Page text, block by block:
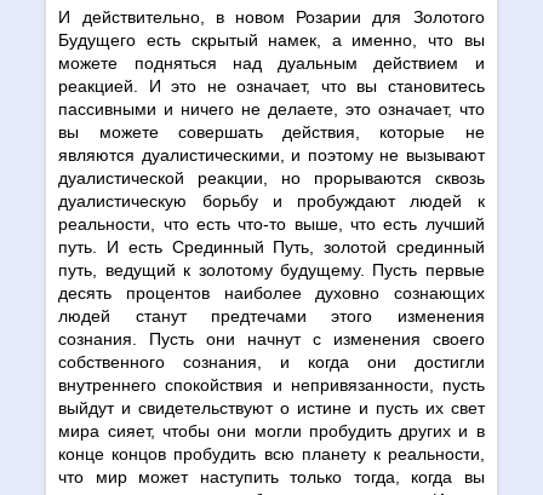
И действительно, в новом Розарии для Золотого
Будущего есть скрытый намек, а именно, что вы
можете подняться над дуальным действием и
реакцией. И это не означает, что вы становитесь
пассивными и ничего не делаете, это означает, что
вы можете совершать действия, которые не
являются дуалистическими, и поэтому не вызывают
дуалистической реакции, но прорываются сквозь
дуалистическую борьбу и пробуждают людей к
реальности, что есть что-то выше, что есть лучший
путь. И есть Срединный Путь, золотой срединный
путь, ведущий к золотому будущему. Пусть первые
десять процентов наиболее духовно сознающих
людей станут предтечами этого изменения
сознания. Пусть они начнут с изменения своего
собственного сознания, и когда они достигли
внутреннего спокойствия и непривязанности, пусть
выйдут и свидетельствуют о истине и пусть их свет
мира сияет, чтобы они могли пробудить других и в
конце концов пробудить всю планету к реальности,
что мир может наступить только тогда, когда вы